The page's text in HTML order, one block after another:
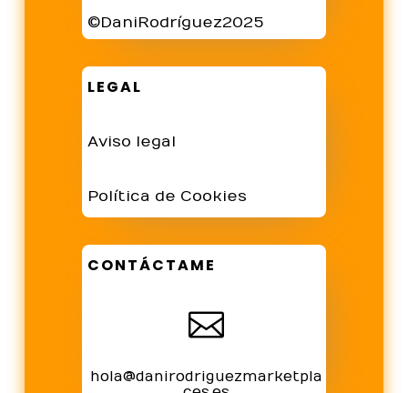
©DaniRodríguez2025
LEGAL
Aviso legal
Política de Cookies
CONTÁCTAME

hola@danirodriguezmarketpla